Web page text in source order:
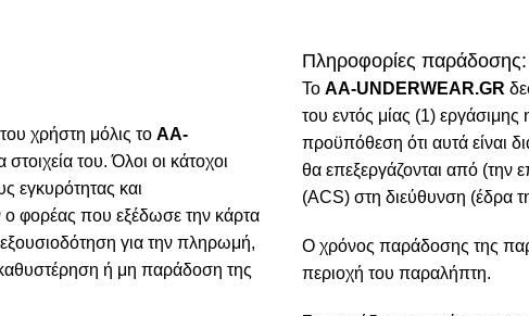
χρήστη μόλις το AA-
στοιχεία του. Όλοι οι κάτοχοι
εγκυρότητας και
φορέας που εξέδωσε την κάρτα
εξουσιοδότηση για την πληρωμή,
καθυστέρηση ή μη παράδοση της
Πληροφορίες παράδοσης:
To AA-UNDERWEAR.GR
του εντός μίας (1)
προϋπόθεση ότι αυτά είναι
θα επεξεργάζονται από (την
(ACS) στη διεύθυνση (έδρα
Ο χρόνος παράδοσης της
περιοχή του παραλήπτη.